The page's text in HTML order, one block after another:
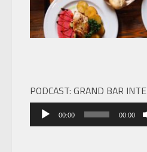
PODCAST: GRAND BAR
Audio
přehrávač
00:00 00:00